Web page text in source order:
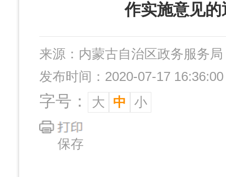
作实施意见的
来源： 内蒙古自治区政务服务局
发布时间：2020-07-17 16:36:00
字号： 大 中 小
保存